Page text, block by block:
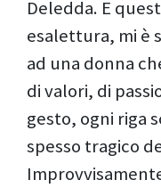
Deledda. E
esalettura, mi è
ad una donna
di valori, di
gesto, ogni riga
spesso tragico